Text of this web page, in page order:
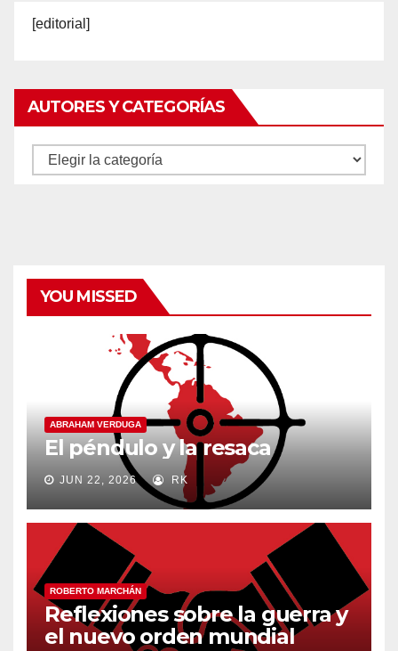
[editorial]
AUTORES Y CATEGORÍAS
Autores
YOU MISSED
ABRAHAM VERDUGA
El péndulo y la resaca
JUN 22, 2026 RK
ROBERTO MARCHÁN
Reflexiones sobre la guerra y
el nuevo orden mundial